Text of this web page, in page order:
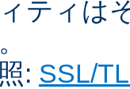
ティは
: SSL/